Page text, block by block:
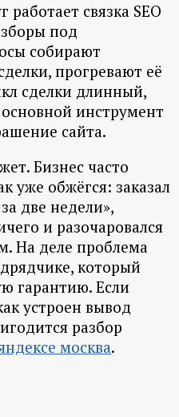
связка SEO
под
собирают
прогревают её
сделки длинный,
инструмент
сайта.
Бизнес часто
уже обжёгся: заказал
две недели»,
и разочаровался
На деле проблема
который
гарантию. Если
устроен вывод
разбор
москва.